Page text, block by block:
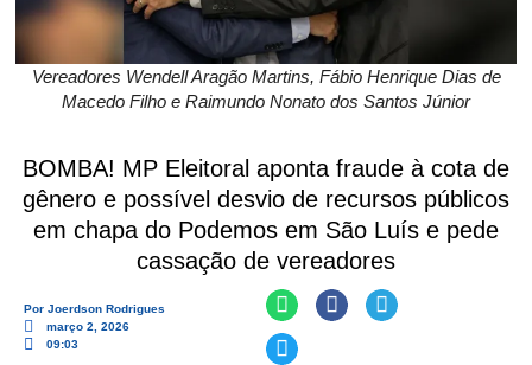
Vereadores Wendell Aragão Martins, Fábio Henrique Dias de
Macedo Filho e Raimundo Nonato dos Santos Júnior
BOMBA! MP Eleitoral aponta fraude à cota de
gênero e possível desvio de recursos públicos
em chapa do Podemos em São Luís e pede
cassação de vereadores
Por Joerdson Rodrigues
março 2, 2026
09:03